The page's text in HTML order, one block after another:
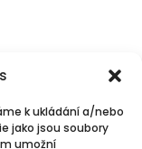
k ukládání a/nebo
jako jsou soubory
umožní